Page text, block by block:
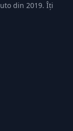
din 2019. Îți